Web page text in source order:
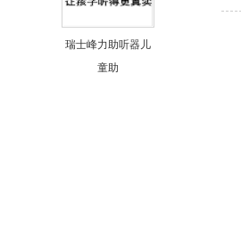
瑞士峰力助听器儿
童助